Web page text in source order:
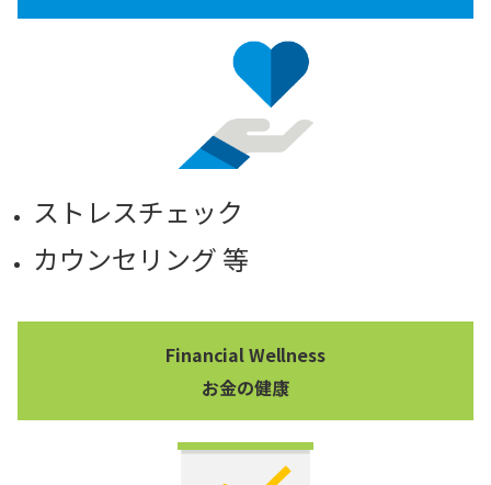
ストレスチェック
カウンセリング 等
Financial Wellness
お金の健康